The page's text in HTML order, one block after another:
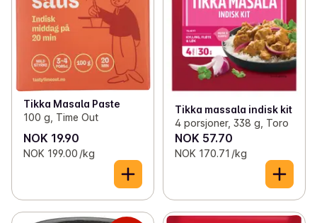
Tikka Masala Paste
100 g, Time Out
NOK 19.90
NOK 199.00 /kg
Tikka massala indisk kit
4 porsjoner, 338 g, Toro
NOK 57.70
NOK 170.71 /kg